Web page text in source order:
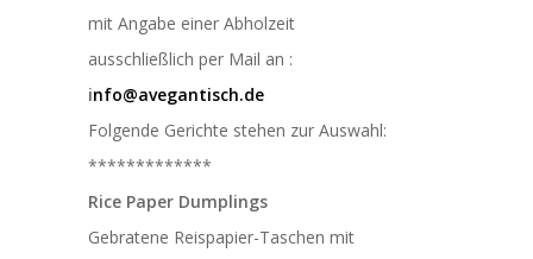
mit Angabe einer Abholzeit
ausschließlich per Mail an :
info@avegantisch.de
Folgende Gerichte stehen zur Auswahl:
*************
Rice Paper Dumplings
Gebratene Reispapier-Taschen mit